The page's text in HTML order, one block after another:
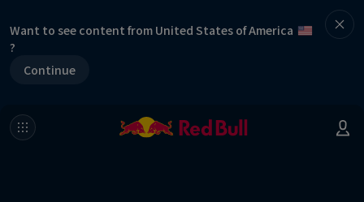
Want to see content from United States of America
?
Continue